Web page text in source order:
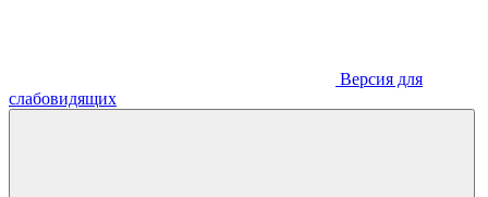
Версия для
слабовидящих